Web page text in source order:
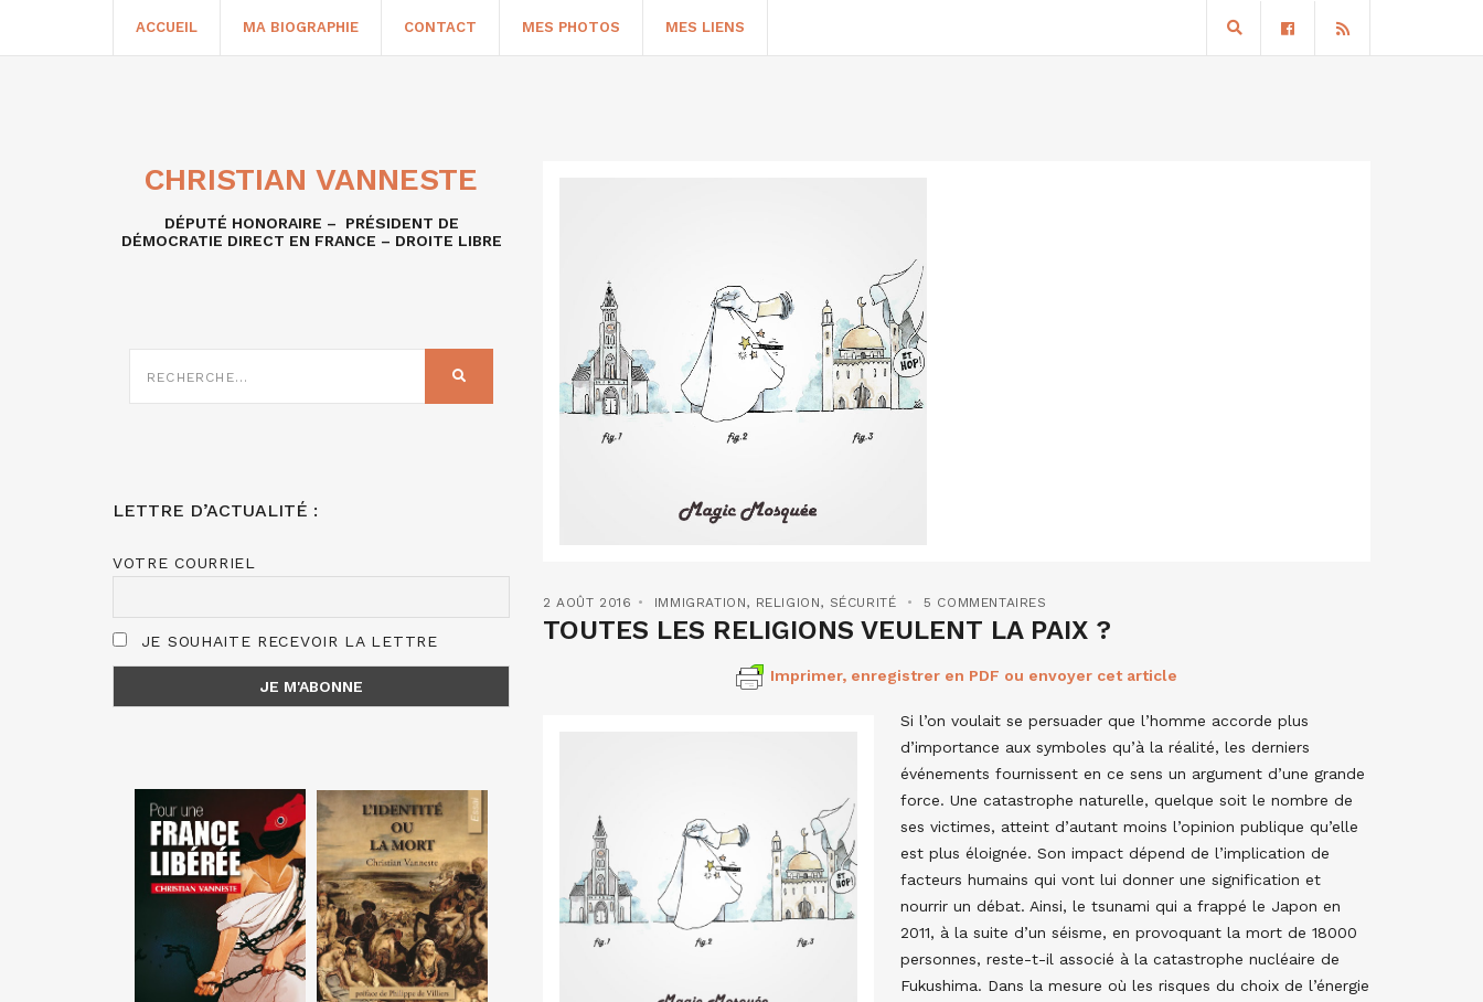
ACCUEIL MA BIOGRAPHIE CONTACT MES PHOTOS MES LIENS
2 AOÛT 2016 IMMIGRATION, RELIGION, SÉCURITÉ 5 COMMENTAIRES
TOUTES LES RELIGIONS VEULENT LA PAIX ?
Imprimer, enregistrer en PDF ou envoyer cet article
Si l’on voulait se persuader que l’homme accorde plus
d’importance aux symboles qu’à la réalité, les derniers
événements fournissent en ce sens un argument d’une grande
force. Une catastrophe naturelle, quelque soit le nombre de
ses victimes, atteint d’autant moins l’opinion publique qu’elle
est plus éloignée. Son impact dépend de l’implication de
facteurs humains qui vont lui donner une signification et
nourrir un débat. Ainsi, le tsunami qui a frappé le Japon en
2011, à la suite d’un séisme, en provoquant la mort de 18000
personnes, reste-t-il associé à la catastrophe nucléaire de
Fukushima. Dans la mesure où les risques du choix de l’énergie
CHRISTIAN VANNESTE
DÉPUTÉ HONORAIRE – PRÉSIDENT DE
DÉMOCRATIE DIRECT EN FRANCE – DROITE LIBRE
SUR
LETTRE D’ACTUALITÉ :
VOTRE COURRIEL
JE SOUHAITE RECEVOIR LA LETTRE